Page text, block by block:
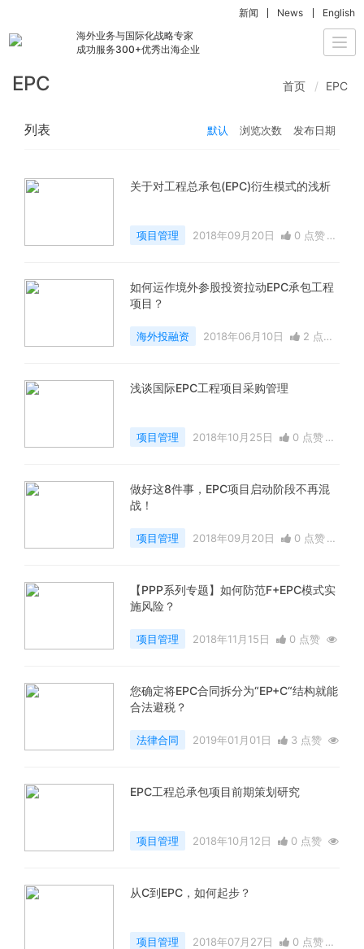
海外业务与国际化战略专家
成功服务300+优秀出海企业
新闻 News English
EPC 首页 EPC
列表 默认 浏览次数 发布日期
关于对工程总承包(EPC)衍生模式的浅析
项目管理 2018年09月20日
0 点赞
如何运作境外参股投资拉动EPC承包工程
项目？
海外投融资 2018年06月10日
2 点赞
浅谈国际EPC工程项目采购管理
项目管理 2018年10月25日
0 点赞
做好这8件事，EPC项目启动阶段不再混
战！
项目管理 2018年09月20日
0 点赞
【PPP系列专题】如何防范F+EPC模式实
施风险？
项目管理 2018年11月15日
0 点赞
您确定将EPC合同拆分为“EP+C“结构就能
合法避税？
法律合同 2019年01月01日
3 点赞
EPC工程总承包项目前期策划研究
项目管理 2018年10月12日
0 点赞
从C到EPC，如何起步？
项目管理 2018年07月27日
0 点赞